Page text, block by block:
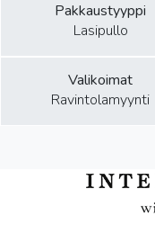
Pakkaustyyppi
Lasipullo
Valikoimat
Ravintolamyynti